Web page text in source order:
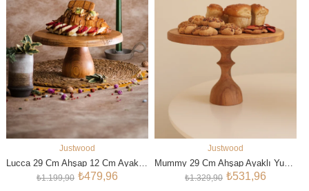
SEPETE EKLE
Justwood
₺479,96
₺1.199,90
SEPETE EKLE
Justwood
₺531,96
₺1.329,90